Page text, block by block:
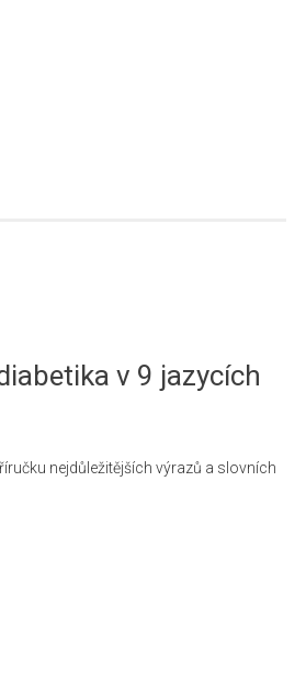
v 9 jazycích
nejdůležitějších výrazů a slovních